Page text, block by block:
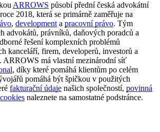
ARROWS působí přední česká advokátní
2018, která se primárně zaměřuje na
, development a pracovní právo. Tým
advokátů, právníků, daňových poradců a
řešení komplexních problémů
kanceláří, firem, developerů, investorů a
ARROWS má vlastní mezinárodní síť
, díky které pomáhá klientům po celém
pomáhá být špičkou v použitých
fakturační údaje našich společností, povinná
naleznete na samostatné podstránce.